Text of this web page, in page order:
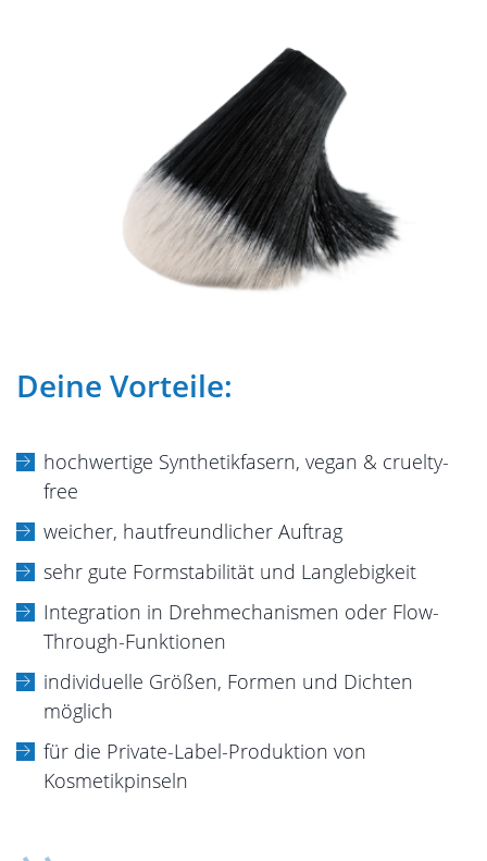
Deine Vorteile:
hochwertige Synthetikfasern, vegan & cruelty-
free
weicher, hautfreundlicher Auftrag
sehr gute Formstabilität und Langlebigkeit
Integration in Drehmechanismen oder Flow-
Through-Funktionen
individuelle Größen, Formen und Dichten
möglich
für die Private-Label-Produktion von
Kosmetikpinseln